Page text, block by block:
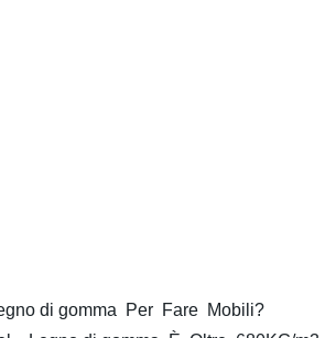
di gomma Per Fare Mobili?